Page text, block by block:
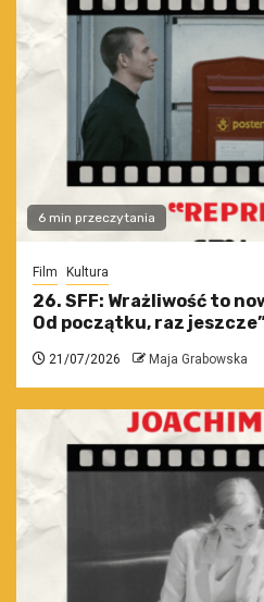
6 min przeczytania
Film Kultura
26. SFF: Wrażliwość to
Od początku, raz
21/07/2026 Maja Grabowska